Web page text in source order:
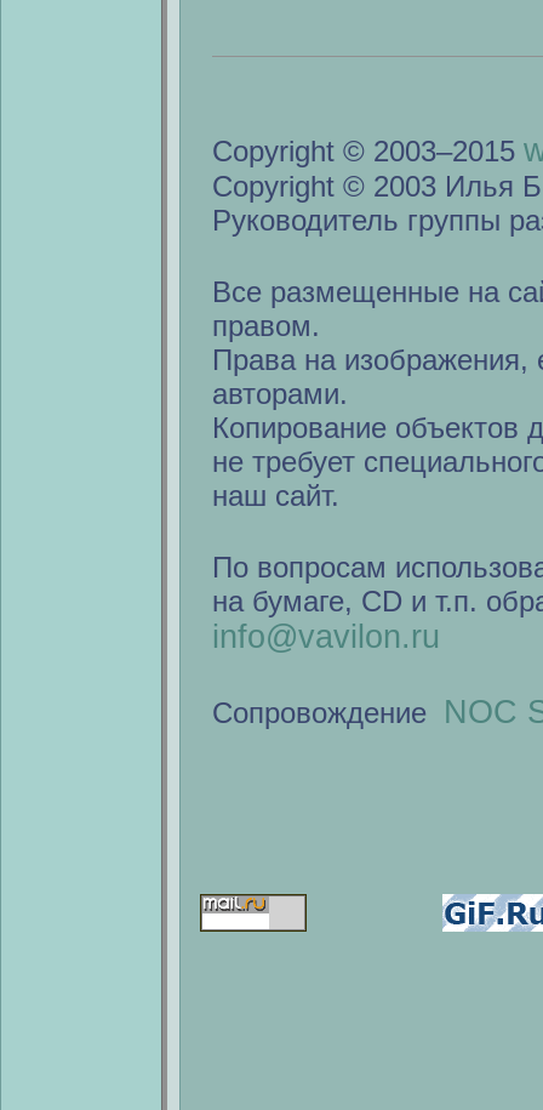
Copyright © 2003–2015
Copyright © 2003 Илья
Руководитель группы
Все размещенные на
правом.
Права на изображения,
авторами.
Копирование объектов
не требует
наш сайт.
По вопросам
на бумаге, CD и т.п.
info@vavilon.ru
Сопровождение NOC